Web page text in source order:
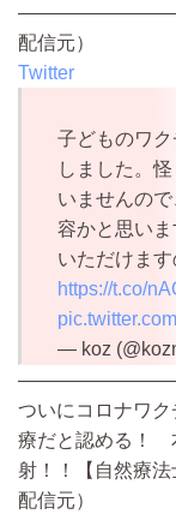
配信元）
Twitter
子どものワ
しました。
いませんの
容かと思い
いただけます
https://t.co/
— koz
ついにコロナワ
療だと認める！
射！！【自然療法
配信元）